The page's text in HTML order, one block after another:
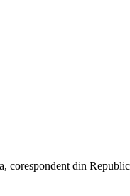
corespondent din